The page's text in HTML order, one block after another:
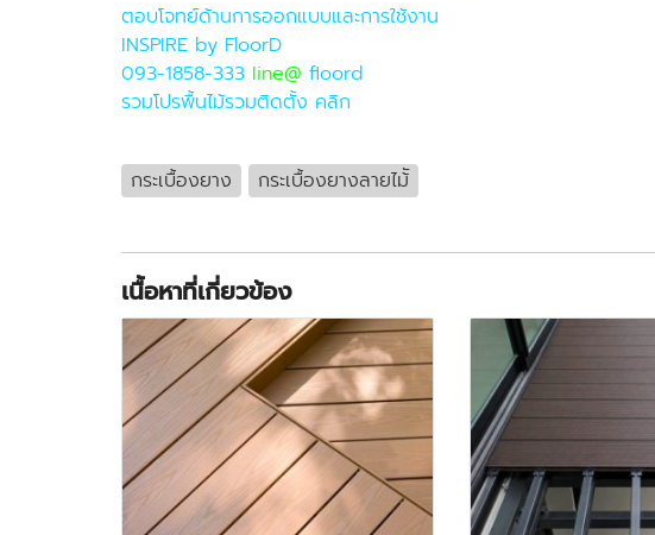
ตอบโจทย์ด้านการออกแบบและการใช้งาน
INSPIRE by FloorD
093-1858-333 Iine@ floord
รวมโปรพื้นไม้รวมติดตั้ง คลิก
กระเบื้องยาง กระเบื้องยางลายไม้ั
เนื้อหาที่เกี่ยวข้อง